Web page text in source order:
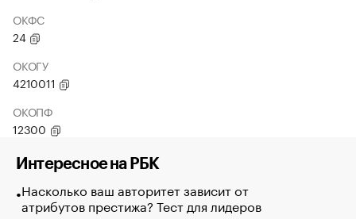
ОКФС
24
ОКОГУ
4210011
ОКОПФ
12300
Интересное на РБК
Насколько ваш авторитет зависит от
атрибутов престижа? Тест для лидеров